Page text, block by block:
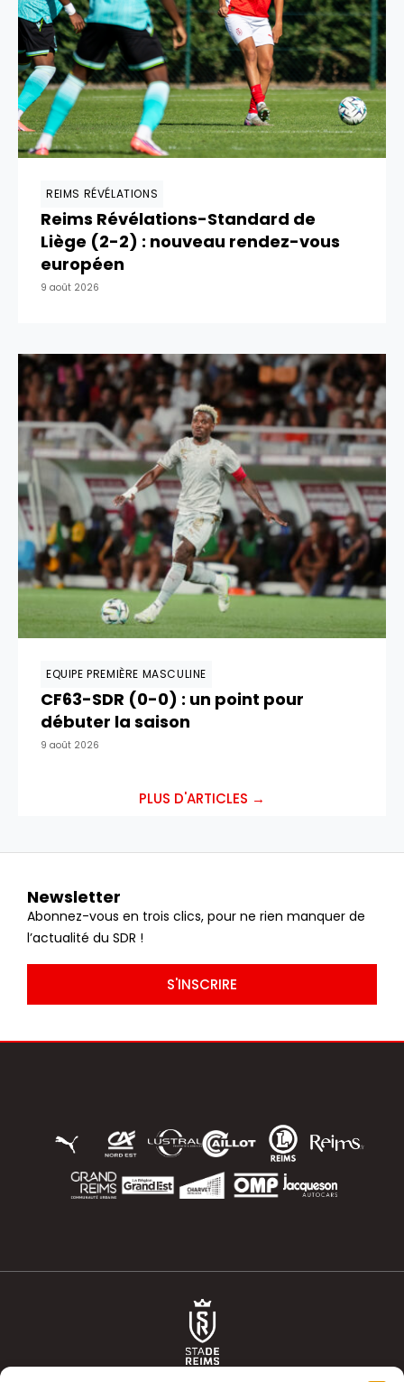
REIMS RÉVÉLATIONS
Reims Révélations-Standard de
Liège (2-2) : nouveau rendez-vous
européen
9 août 2026
EQUIPE PREMIÈRE MASCULINE
CF63-SDR (0-0) : un point pour
débuter la saison
9 août 2026
PLUS D'ARTICLES →
Newsletter
Abonnez-vous en trois clics, pour ne rien manquer de
l’actualité du SDR !
S'INSCRIRE